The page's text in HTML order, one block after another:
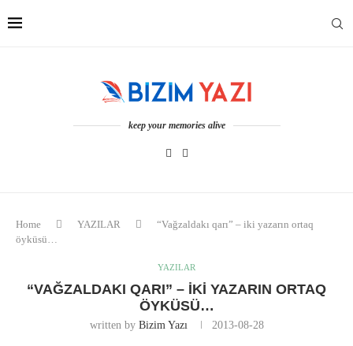
keep your memories alive
Home YAZILAR
“Vağzaldakı qarı” – iki yazarın ortaq
öyküsü…
YAZILAR
“VAĞZALDAKI QARI” – IKI YAZARIN ORTAQ
ÖYKÜSÜ…
written by Bizim Yazı 2013-08-28